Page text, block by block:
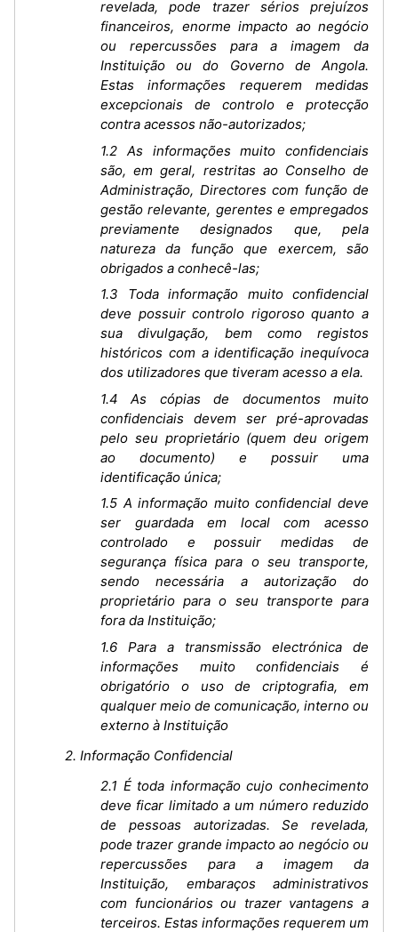
revelada, pode trazer sérios prejuízos
financeiros, enorme impacto ao negócio
ou repercussões para a imagem da
Instituição ou do Governo de Angola.
Estas informações requerem medidas
excepcionais de controlo e protecção
contra acessos não-autorizados;
1.2 As informações muito confidenciais
são, em geral, restritas ao Conselho de
Administração, Directores com função de
gestão relevante, gerentes e empregados
previamente designados que, pela
natureza da função que exercem, são
obrigados a conhecê-las;
1.3 Toda informação muito confidencial
deve possuir controlo rigoroso quanto a
sua divulgação, bem como registos
históricos com a identificação inequívoca
dos utilizadores que tiveram acesso a ela.
1.4 As cópias de documentos muito
confidenciais devem ser pré-aprovadas
pelo seu proprietário (quem deu origem
ao documento) e possuir uma
identificação única;
1.5 A informação muito confidencial deve
ser guardada em local com acesso
controlado e possuir medidas de
segurança física para o seu transporte,
sendo necessária a autorização do
proprietário para o seu transporte para
fora da Instituição;
1.6 Para a transmissão electrónica de
informações muito confidenciais é
obrigatório o uso de criptografia, em
qualquer meio de comunicação, interno ou
externo à Instituição
2. Informação Confidencial
2.1 É toda informação cujo conhecimento
deve ficar limitado a um número reduzido
de pessoas autorizadas. Se revelada,
pode trazer grande impacto ao negócio ou
repercussões para a imagem da
Instituição, embaraços administrativos
com funcionários ou trazer vantagens a
terceiros. Estas informações requerem um